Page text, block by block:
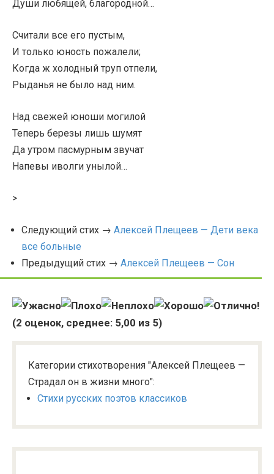
Души любящей, благородной…
Считали все его пустым,
И только юность пожалели;
Когда ж холодный труп отпели,
Рыданья не было над ним.
Над свежей юноши могилой
Теперь березы лишь шумят
Да утром пасмурным звучат
Напевы иволги унылой…
>
Следующий стих → Алексей Плещеев — Дети века
все больные
Предыдущий стих → Алексей Плещеев — Сон
(2 оценок, среднее: 5,00 из 5)
Категории стихотворения "Алексей Плещеев —
Страдал он в жизни много":
Стихи русских поэтов классиков